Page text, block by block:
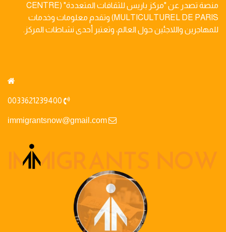
منصة تصدر عن "مركز باريس للثقافات المتعددة" (CENTRE
MULTICULTUREL DE PARIS) وتقدم معلومات وخدمات
للمهاجرين واللاجئين حول العالم، وتعتبر أحدى نشاطات المركز.
immigrantsnow@gmail.com